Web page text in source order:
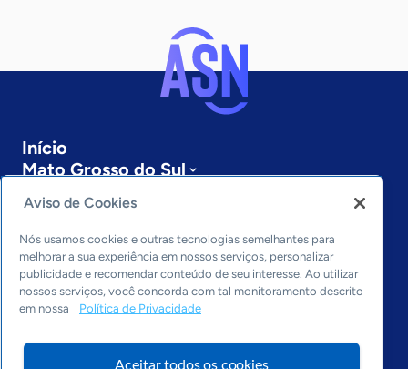
Início
Mato Grosso do Sul
Sobre a ASN
Últimas notícias
Entre em contato
Editorias
Economia & Política
Inovação & Tecnologia
Cultura empreendedora
Aviso de Cookies
Nós usamos cookies e outras tecnologias semelhantes para
melhorar a sua experiência em nossos serviços, personalizar
publicidade e recomendar conteúdo de seu interesse. Ao utilizar
nossos serviços, você concorda com tal monitoramento descrito
em nossa
Política de Privacidade
Aceitar todos os cookies